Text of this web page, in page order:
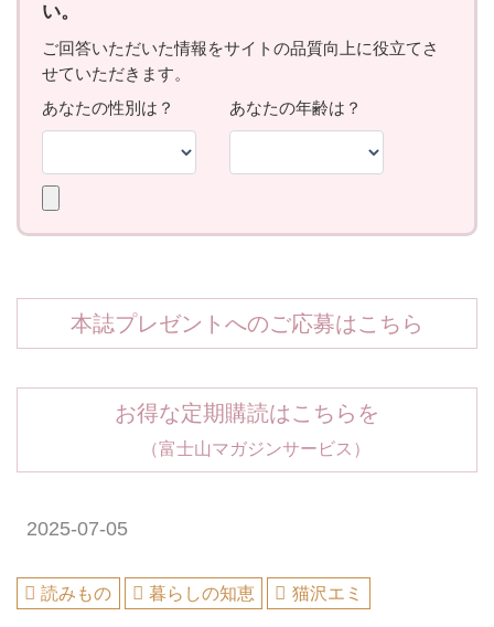
本誌プレゼントへのご応募はこちら
お得な定期購読はこちらを
（富士山マガジンサービス）
2025-07-05
読みもの 暮らしの知恵 猫沢エミ